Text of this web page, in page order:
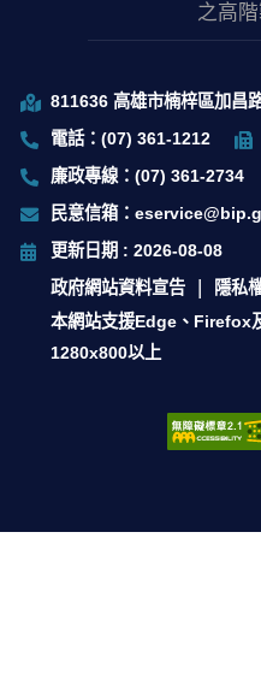
之高
811636 高雄市楠梓區加昌
電話：(07) 361-1212
廉政專線：(07) 361-2734
民意信箱：
更新日期 : 2026-08-08
政府網站資料宣告
隱私
本網站支援Edge、Firefox
1280x800以上